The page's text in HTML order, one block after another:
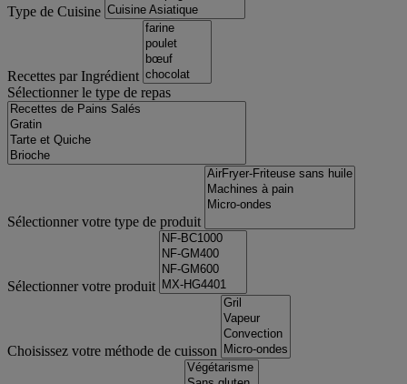
Type de Cuisine
Recettes par Ingrédient
Sélectionner le type de repas
Sélectionner votre type de produit
Sélectionner votre produit
Choisissez votre méthode de cuisson